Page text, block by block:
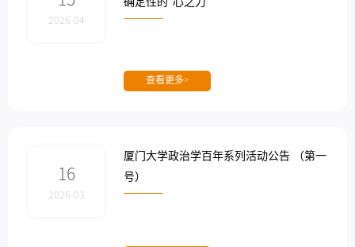
2026-04
确定性的“心之力”
查看更多>
16
2026-03
厦门大学政治学百年系列活动公告 （第一
号）